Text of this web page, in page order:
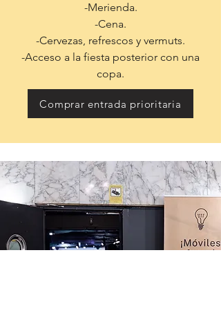
-Merienda.
-Cena.
-Cervezas, refrescos y vermuts.
-Acceso a la fiesta posterior con una
copa.
Comprar entrada prioritaria